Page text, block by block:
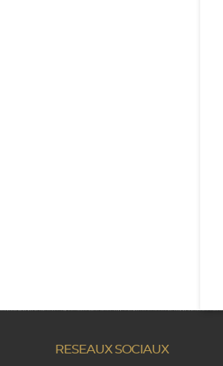
RESEAUX SOCIAUX